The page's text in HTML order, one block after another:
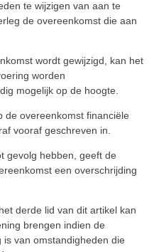
te wijzigen van aan te
de overeenkomst die aan
wordt gewijzigd, kan het
worden
mogelijk op de hoogte.
de overeenkomst financiële
vooraf geschreven in.
gevolg hebben, geeft de
een overschrijding
derde lid van dit artikel kan
brengen indien de
van omstandigheden die